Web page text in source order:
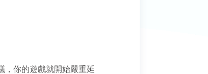
，你的遊戲就開始嚴重延